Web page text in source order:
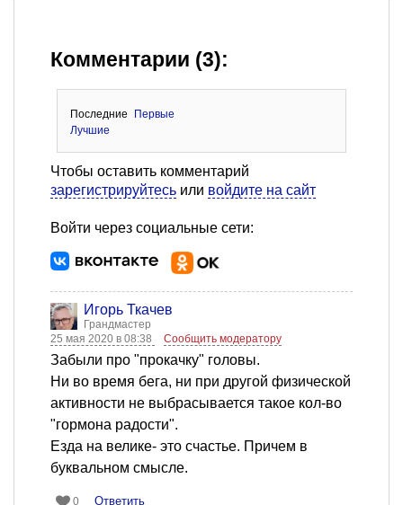
Комментарии (3):
Последние
Первые
Лучшие
Чтобы оставить комментарий
зарегистрируйтесь или войдите на сайт
Войти через социальные сети:
Игорь Ткачев
Грандмастер
25 мая 2020 в 08:38
Сообщить модератору
Забыли про "прокачку" головы.
Ни во время бега, ни при другой физической
активности не выбрасывается такое кол-во
"гормона радости".
Езда на велике- это счастье. Причем в
буквальном смысле.
0 Ответить